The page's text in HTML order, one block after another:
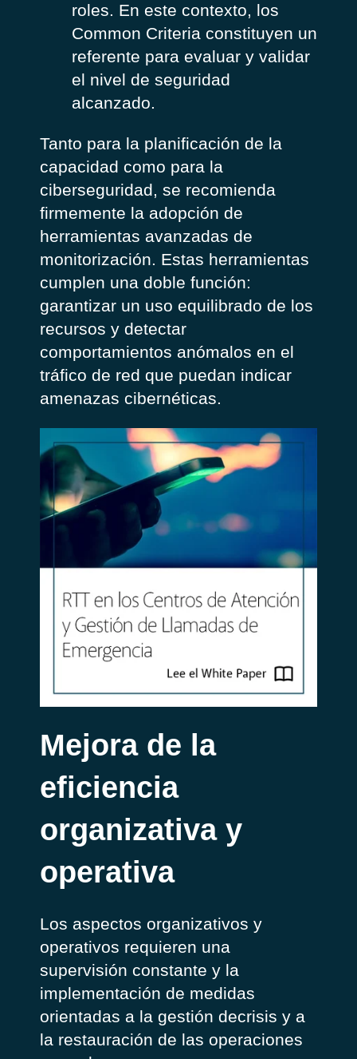
roles. En este contexto, los
Common Criteria constituyen un
referente para evaluar y validar
el nivel de seguridad
alcanzado.
Tanto para la planificación de la
capacidad como para la
ciberseguridad, se recomienda
firmemente la adopción de
herramientas avanzadas de
monitorización. Estas herramientas
cumplen una doble función:
garantizar un uso equilibrado de los
recursos y detectar
comportamientos anómalos en el
tráfico de red que puedan indicar
amenazas cibernéticas.
Mejora de la
eficiencia
organizativa y
operativa
Los aspectos organizativos y
operativos requieren una
supervisión constante y la
implementación de medidas
orientadas a la gestión decrisis y a
la restauración de las operaciones